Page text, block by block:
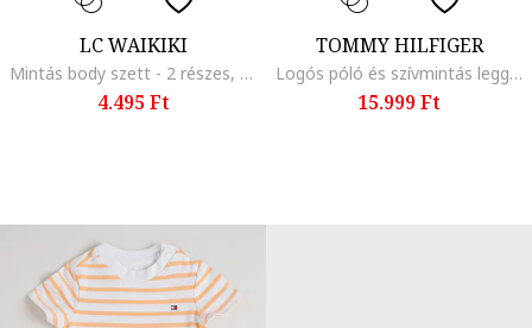
LC WAIKIKI
Mintás body szett - 2 részes, Sötétszürke/Világosbézs
4.495 Ft
TOMMY HILFIGER
Logós póló és szívmintás leggings szett - 2 részes, Fehér/Fukszia
15.999 Ft